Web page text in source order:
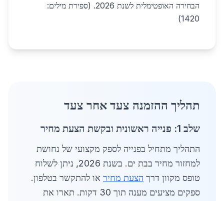
הבחירה האופטימלית לשנת 2026. (ספירת מילים:
1420)
תהליך ההזמנה צעד אחר צעד
שלב 1: פנייה ראשונית ובקשת הצעת מחיר
התהליך מתחיל בפנייה לספק מקצועי של נחושת
למחזור מחיר בבת ים. בשנת 2026, ניתן לשלוח
טופס מקוון דרך הצעת מחיר או להתקשר בטלפון.
ספקים מציעים מענה תוך 30 דקות. תארו את